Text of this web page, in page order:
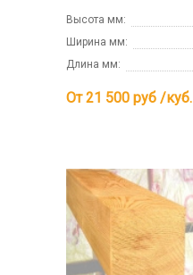
Высота мм:
Ширина мм:
Длина мм:
От 21 500 руб /куб.